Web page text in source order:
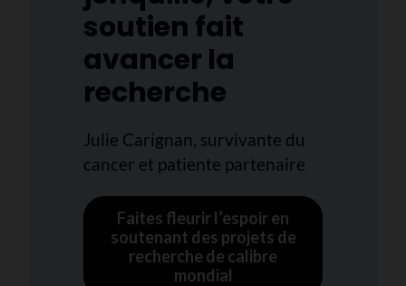
soutien fait
avancer la
recherche
Julie Carignan, survivante du
cancer et patiente partenaire
Faites fleurir l’espoir en
soutenant des projets de
recherche de calibre
mondial